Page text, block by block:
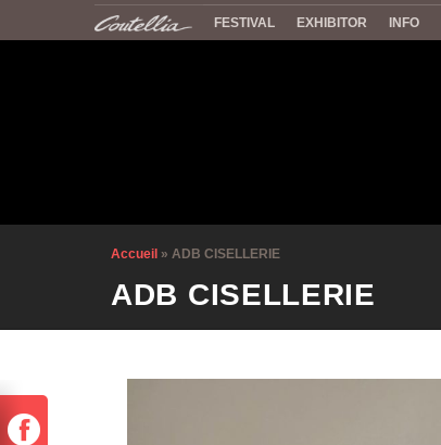
FESTIVAL EXHIBITOR INFO
Accueil » ADB CISELLERIE
ADB CISELLERIE